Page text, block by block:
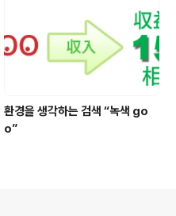
환경을 생각하는 검색 “녹색 go
o”